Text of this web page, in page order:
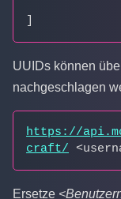
]
UUIDs können
nachgeschlagen
https://
craft/
Ersetze